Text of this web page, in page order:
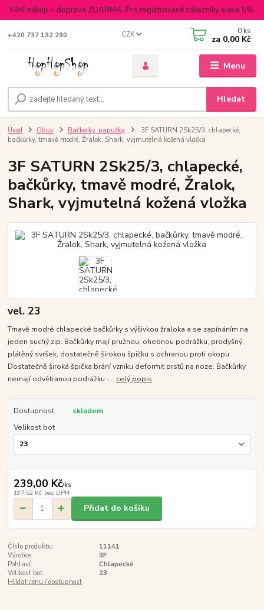
Větší nákup = doprava ZDARMA. Pro registrované zákazníky sleva 5%.
Menu
CZK
Hledat
+420 737 132 290 0 ks
za 0,00 Kč
Úvod Obuv Bačkorky, papučky
3F SATURN 2Sk25/3, chlapecké,
bačkůrky, tmavě modré, Žralok, Shark, vyjmutelná kožená vložka
3F SATURN 2Sk25/3, chlapecké,
bačkůrky, tmavě modré, Žralok,
Shark, vyjmutelná kožená vložka
vel. 23
Tmavě modré chlapecké bačkůrky s výšivkou žraloka a se zapínáním na
jeden suchý zip. Bačkůrky mají pružnou, ohebnou podrážku, prodyšný
plátěný svršek, dostatečně širokou špičku s ochranou proti okopu.
Dostatečně široká špička brání vzniku deformit prstů na noze. Bačkůrky
nemají odvětranou podrážku -... celý popis
Dostupnost
skladem
Velikost bot
239,00 Kč/ks
197,52 Kč bez DPH
Přidat do košíku
Číslo produktu:
11141
Výrobce:
3F
Pohlaví:
Chlapecké
Velikost bot:
23
Hlídat cenu / dostupnost